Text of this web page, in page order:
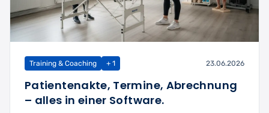
Training & Coaching + 1 23.06.2026
Patientenakte, Termine, Abrechnung
– alles in einer Software.